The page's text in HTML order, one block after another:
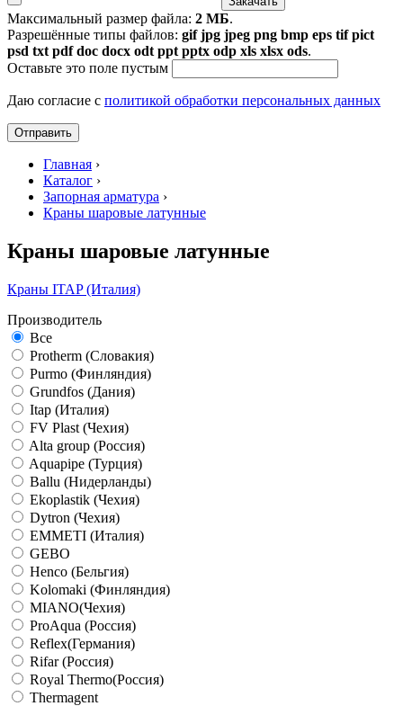
Максимальный размер файла: 2 МБ.
Разрешённые типы файлов: gif jpg jpeg png bmp eps tif pict
psd txt pdf doc docx odt ppt pptx odp xls xlsx ods.
Оставьте это поле пустым
Даю согласие с политикой обработки персональных данных
Главная ›
Каталог ›
Запорная арматура ›
Краны шаровые латунные
Краны шаровые латунные
Краны ITAP (Италия)
Производитель
Все
Protherm (Словакия)
Purmo (Финляндия)
Grundfos (Дания)
Itap (Италия)
FV Plast (Чехия)
Alta group (Россия)
Aquapipe (Турция)
Ballu (Нидерланды)
Ekoplastik (Чехия)
Dytron (Чехия)
EMMETI (Италия)
GEBO
Henco (Бельгия)
Kolomaki (Финляндия)
MIANO(Чехия)
ProAqua (Россия)
Reflex(Германия)
Rifar (Россия)
Royal Thermo(Россия)
Thermagent